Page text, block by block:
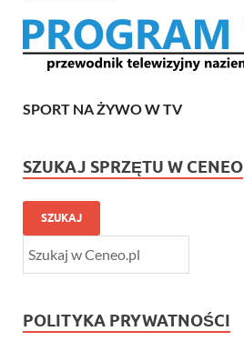
SPORT NA ŻYWO W TV
SZUKAJ SPRZĘTU W CENEO
SZUKAJ
POLITYKA PRYWATNOŚCI